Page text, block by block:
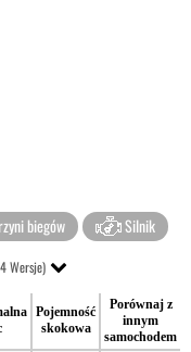
biegów Silnik
Wersje)
Pojemność
skokowa
Porównaj z
innym
samochodem